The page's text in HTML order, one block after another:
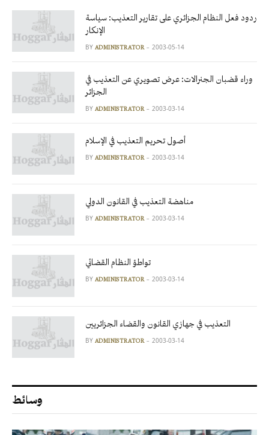
ردود فعل النظام الجزائري على تقارير التعذيب: سياسة
الإنكار
BY ADMINISTRATOR 2003-05-14
وراء قضبان الجنرالات: عرض تصويري عن التعذيب في
الجزائر
BY ADMINISTRATOR 2003-03-14
أصول تحريم التعذيب في الإسلام
BY ADMINISTRATOR 2003-03-14
مناهضة التعذيب في القانون الدولي
BY ADMINISTRATOR 2003-03-14
تواطؤ النظام القضائي
BY ADMINISTRATOR 2003-03-14
التعذيب في جهازي القانون والقضاء الجزائريين
BY ADMINISTRATOR 2003-03-14
وسائط